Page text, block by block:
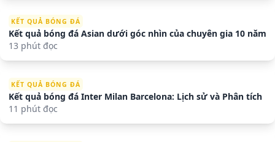
KẾT QUẢ BÓNG ĐÁ
Kết quả bóng đá Asian dưới góc nhìn của chuyên gia 10 năm
13 phút đọc
KẾT QUẢ BÓNG ĐÁ
Kết quả bóng đá Inter Milan Barcelona: Lịch sử và Phân tích
11 phút đọc